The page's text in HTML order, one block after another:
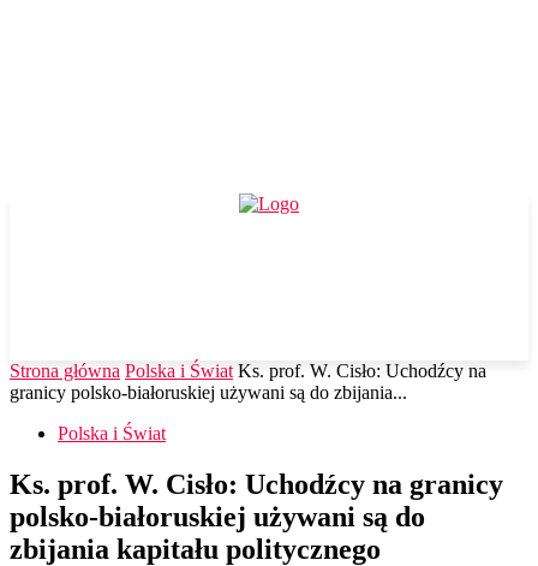
Strona główna Polska i Świat Ks. prof. W. Cisło: Uchodźcy na
granicy polsko-białoruskiej używani są do zbijania...
Polska i Świat
Ks. prof. W. Cisło: Uchodźcy na granicy
polsko-białoruskiej używani są do
zbijania kapitału politycznego